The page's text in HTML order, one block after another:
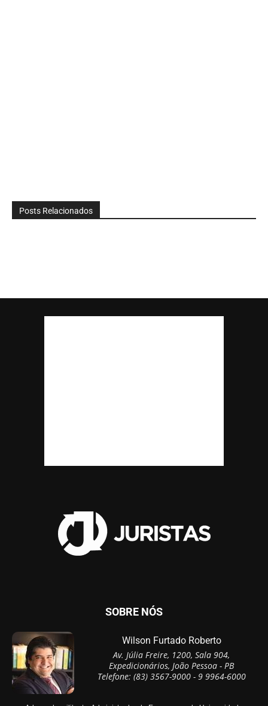
Posts Relacionados
SOBRE NÓS
Wilson Furtado Roberto
Av. Júlia Freire, 1200, Sala 904,
Expedicionários, João Pessoa - PB
Telefone: (83) 3567-9000 - 9 9964-6000